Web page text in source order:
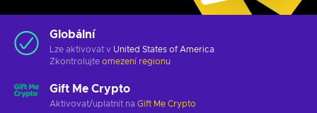
Globální
Lze aktivovat v United States of America
Zkontrolujte omezení regionu
Gift Me Crypto
Aktivovat/uplatnit na Gift Me Crypto